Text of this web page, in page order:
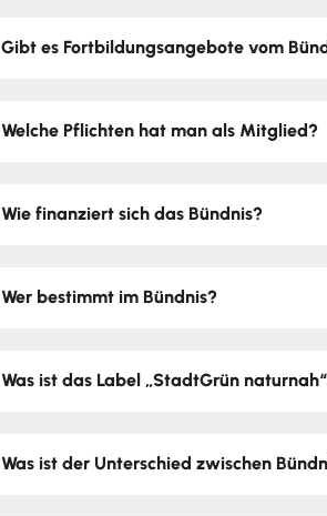
Gibt es Fortbildungsangebote vom
Welche Pflichten hat man als Mitglied?
Wie finanziert sich das Bündnis?
Wer bestimmt im Bündnis?
Was ist das Label „StadtGrün
Was ist der Unterschied zwischen